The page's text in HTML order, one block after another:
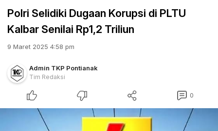
Polri Selidiki Dugaan Korupsi di PLTU
Kalbar Senilai Rp1,2 Triliun
9 Maret 2025 4:58 pm
Admin TKP Pontianak
Tim Redaksi
0